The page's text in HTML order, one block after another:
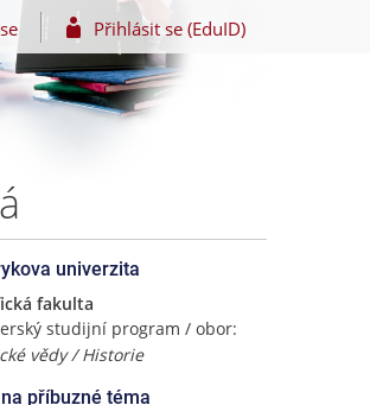
Přihlásit se (EduID)
univerzita
fakulta
studijní program / obor:
vědy / Historie
příbuzné téma